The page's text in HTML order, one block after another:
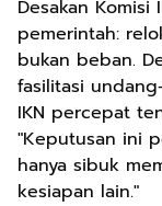
Desakan
pemerintah:
bukan beban.
fasilitasi
IKN percepat
"Keputusan ini
hanya sibuk
kesiapan lain."